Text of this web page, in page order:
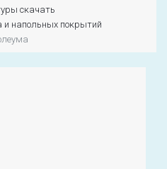
скачать
и напольных покрытий